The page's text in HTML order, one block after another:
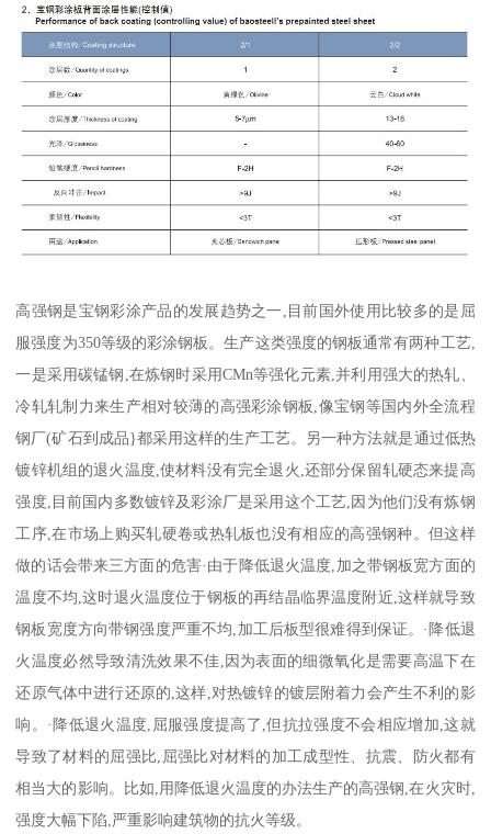
高强钢是宝钢彩涂产品的发展趋势之一,目前国外使用比较多的是屈
服强度为350等级的彩涂钢板。生产这类强度的钢板通常有两种工艺,
一是采用碳锰钢,在炼钢时采用CMn等强化元素,并利用强大的热轧、
冷轧轧制力来生产相对较薄的高强彩涂钢板,像宝钢等国内外全流程
钢厂(矿石到成品}都采用这样的生产工艺。另一种方法就是通过低热
镀锌机组的退火温度,使材料没有完全退火,还部分保留轧硬态来提高
强度,目前国内多数镀锌及彩涂厂是采用这个工艺,因为他们没有炼钢
工序,在市场上购买轧硬卷或热轧板也没有相应的高强钢种。但这样
做的话会带来三方面的危害·由于降低退火温度,加之带钢板宽方面的
温度不均,这时退火温度位于钢板的再结晶临界温度附近,这样就导致
钢板宽度方向带钢强度严重不均,加工后板型很难得到保证。·降低退
火温度必然导致清洗效果不佳,因为表面的细微氧化是需要高温下在
还原气体中进行还原的,这样,对热镀锌的镀层附着力会产生不利的影
响。·降低退火温度,屈服强度提高了,但抗拉强度不会相应增加,这就
导致了材料的屈强比,屈强比对材料的加工成型性、抗震、防火都有
相当大的影响。比如,用降低退火温度的办法生产的高强钢,在火灾时,
强度大幅下陷,严重影响建筑物的抗火等级。